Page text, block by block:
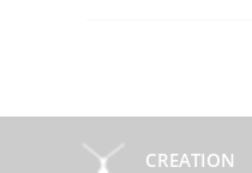
CREATION